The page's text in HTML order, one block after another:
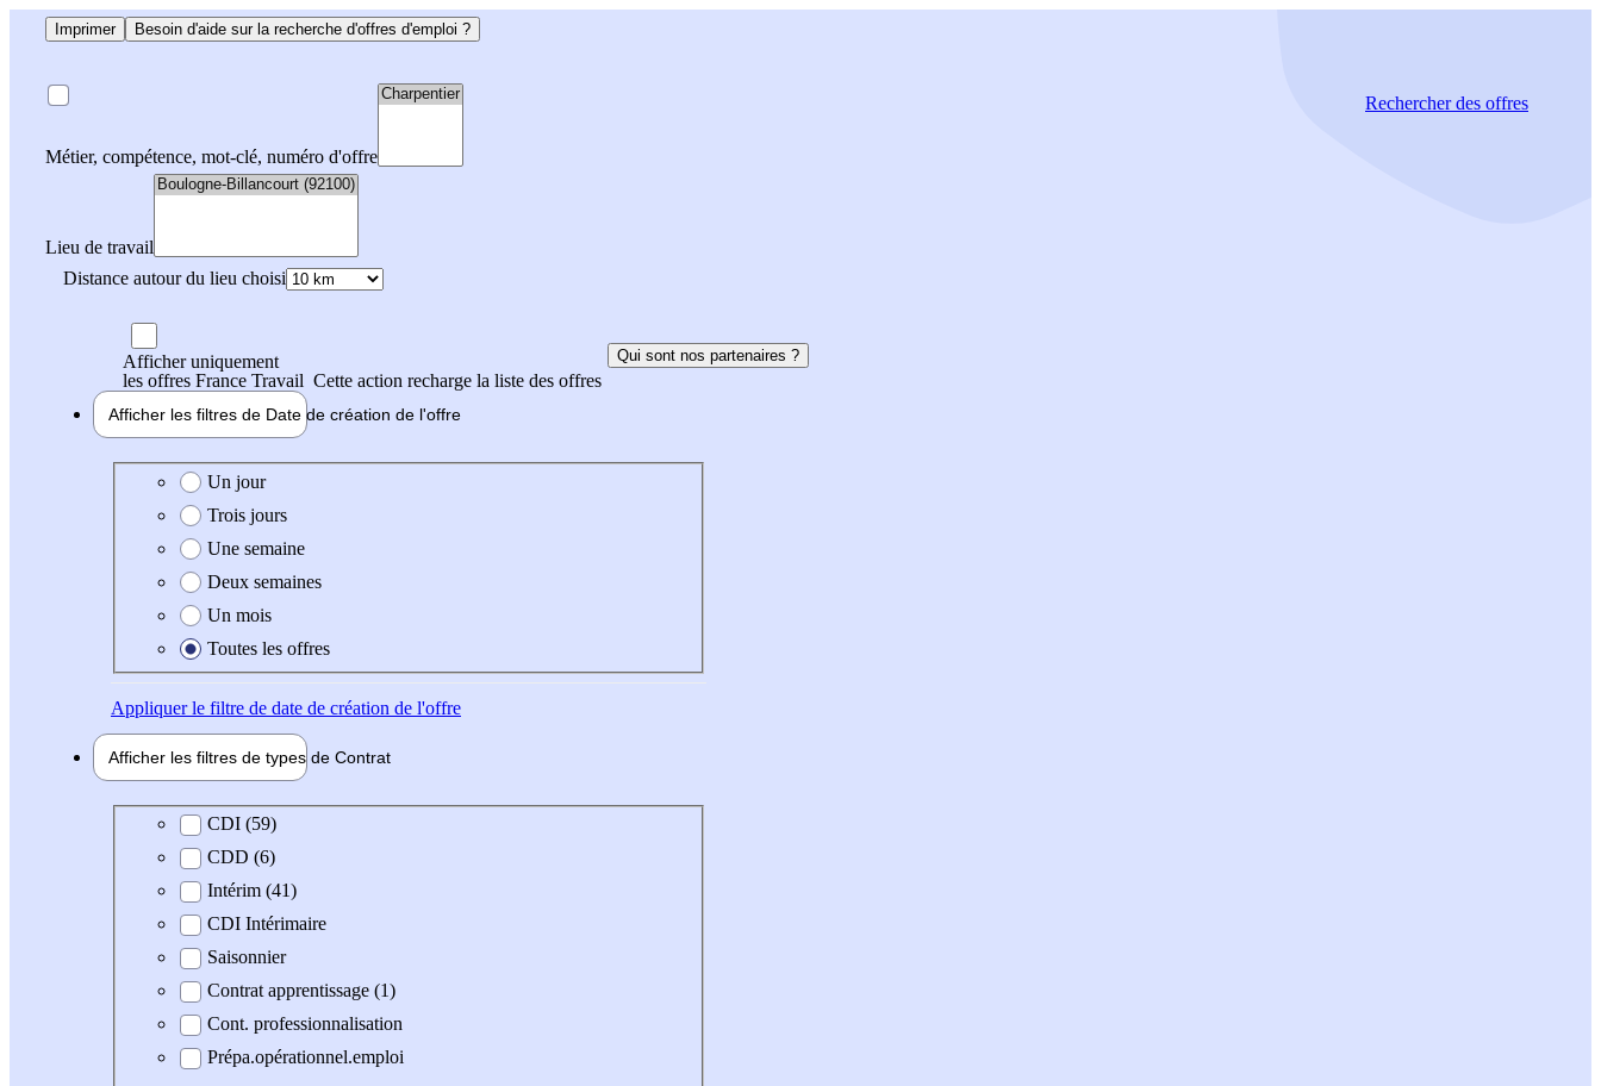
Imprimer Besoin d'aide sur la recherche d'offres d'emploi ?
Métier, compétence, mot-clé, numéro d'offre
Lieu de travail
Distance autour du lieu choisi
Rechercherdes offres
Afficher uniquement
les offres France Travail Cette action recharge la liste des offres
Qui sont nos partenaires ?
Afficher les filtres de Date de création de l'offre
Date de création de l'offre
Un jour
Trois jours
Une semaine
Deux semaines
Un mois
Toutes les offres
Appliquerle filtre de date de création de l'offre
Afficher les filtres de types de Contrat
Type de contratCDI (59)
CDD (6)
Intérim (41)
CDI Intérimaire
Saisonnier
Contrat apprentissage (1)
Cont. professionnalisation
Prépa.opérationnel.emploi